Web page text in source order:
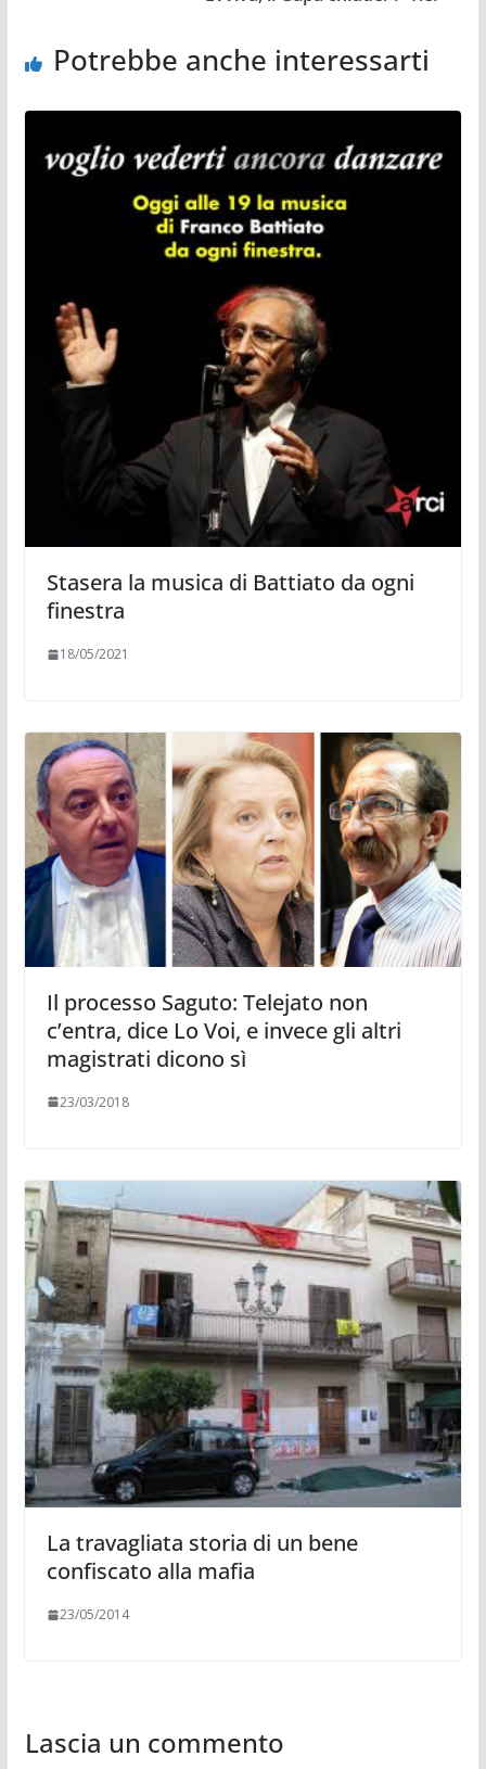
Potrebbe anche interessarti
Stasera la musica di Battiato da ogni
finestra
18/05/2021
Il processo Saguto: Telejato non
c’entra, dice Lo Voi, e invece gli altri
magistrati dicono sì
23/03/2018
La travagliata storia di un bene
confiscato alla mafia
23/05/2014
Lascia un commento